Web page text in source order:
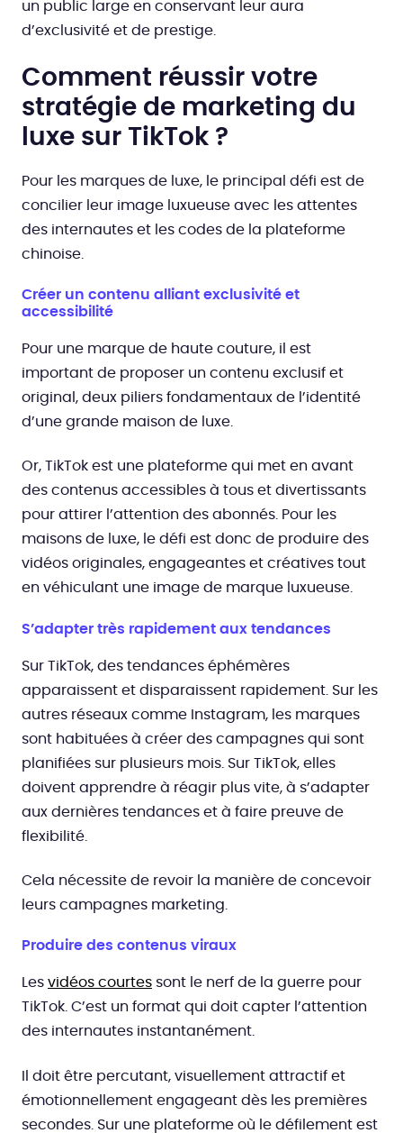
un public large en conservant leur aura
d’exclusivité et de prestige.
Comment réussir votre
stratégie de marketing du
luxe sur TikTok ?
Pour les marques de luxe, le principal défi est de
concilier leur image luxueuse avec les attentes
des internautes et les codes de la plateforme
chinoise.
Créer un contenu alliant exclusivité et
accessibilité
Pour une marque de haute couture, il est
important de proposer un contenu exclusif et
original, deux piliers fondamentaux de l’identité
d’une grande maison de luxe.
Or, TikTok est une plateforme qui met en avant
des contenus accessibles à tous et divertissants
pour attirer l’attention des abonnés. Pour les
maisons de luxe, le défi est donc de produire des
vidéos originales, engageantes et créatives tout
en véhiculant une image de marque luxueuse.
S’adapter très rapidement aux tendances
Sur TikTok, des tendances éphémères
apparaissent et disparaissent rapidement. Sur les
autres réseaux comme Instagram, les marques
sont habituées à créer des campagnes qui sont
planifiées sur plusieurs mois. Sur TikTok, elles
doivent apprendre à réagir plus vite, à s’adapter
aux dernières tendances et à faire preuve de
flexibilité.
Cela nécessite de revoir la manière de concevoir
leurs campagnes marketing.
Produire des contenus viraux
Les vidéos courtes sont le nerf de la guerre pour
TikTok. C’est un format qui doit capter l’attention
des internautes instantanément.
Il doit être percutant, visuellement attractif et
émotionnellement engageant dès les premières
secondes. Sur une plateforme où le défilement est